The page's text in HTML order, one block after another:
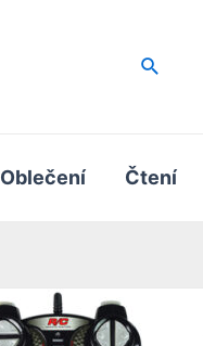
Hledat
Oblečení Čtení